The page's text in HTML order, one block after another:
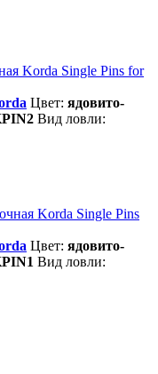
Korda Single Pins for
Цвет: ядовито-
Вид ловли:
Korda Single Pins
Цвет: ядовито-
Вид ловли: